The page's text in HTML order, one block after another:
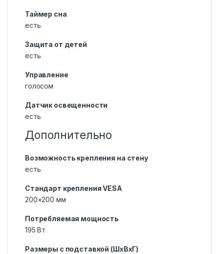
Таймер сна
есть
Защита от детей
есть
Управление
голосом
Датчик освещенности
есть
Дополнительно
Возможность крепления на стену
есть
Стандарт крепления VESA
200×200 мм
Потребляемая мощность
195 Вт
Размеры с подставкой (ШxВxГ)